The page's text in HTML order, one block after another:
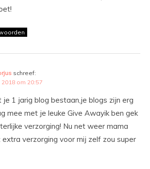
schreef:
om 20:57
1 jarig blog bestaan,je blogs zijn erg
mee met je leuke Give Awayik ben gek
verzorging! Nu net weer mama
verzorging voor mij zelf zou super